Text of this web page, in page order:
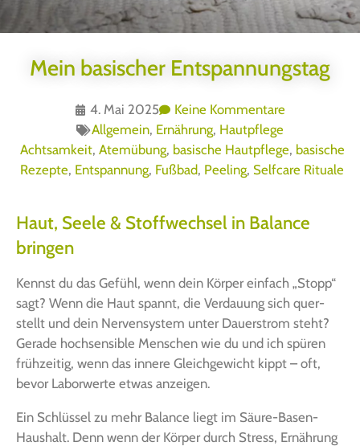
Mein basischer Entspannungstag
4. Mai 2025
Keine Kommentare
Allgemein, Ernährung, Hautpflege
Achtsamkeit, Atemübung, basische Hautpflege, basische
Rezepte, Entspannung, Fußbad, Peeling, Selfcare Rituale
Haut, Seele & Stoffwechsel in Balance
bringen
Kennst du das Gefühl, wenn dein Kör­per ein­fach „Stopp“
sagt? Wenn die Haut spannt, die Ver­dau­ung sich quer­
stellt und dein Ner­ven­sys­tem unter Dau­er­strom steht?
Gera­de hoch­sen­si­ble Men­schen wie du und ich spü­ren
früh­zei­tig, wenn das inne­re Gleich­ge­wicht kippt – oft,
bevor Labor­wer­te etwas anzeigen.
Ein Schlüs­sel zu mehr Balan­ce liegt im Säu­re-Basen-
Haus­halt. Denn wenn der Kör­per durch Stress, Ernäh­rung